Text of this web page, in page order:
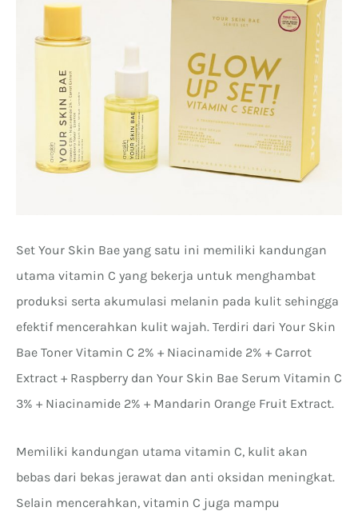
Set Your Skin Bae yang satu ini memiliki kandungan
utama vitamin C yang bekerja untuk menghambat
produksi serta akumulasi melanin pada kulit sehingga
efektif mencerahkan kulit wajah. Terdiri dari Your Skin
Bae Toner Vitamin C 2% + Niacinamide 2% + Carrot
Extract + Raspberry dan Your Skin Bae Serum Vitamin C
3% + Niacinamide 2% + Mandarin Orange Fruit Extract.
Memiliki kandungan utama vitamin C, kulit akan
bebas dari bekas jerawat dan anti oksidan meningkat.
Selain mencerahkan, vitamin C juga mampu